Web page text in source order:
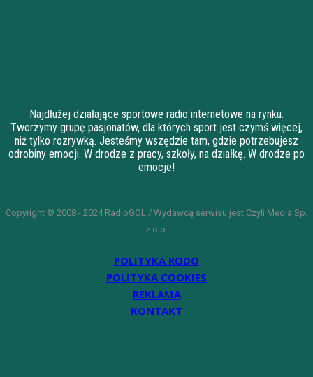
Najdłużej działające sportowe radio internetowe na rynku.
Tworzymy grupę pasjonatów, dla których sport jest czymś więcej,
niż tylko rozrywką. Jesteśmy wszędzie tam, gdzie potrzebujesz
odrobiny emocji. W drodze z pracy, szkoły, na działkę. W drodze po
emocje!
Copyright © 2008 - 2024 RadioGOL / Wydawcą serwisu jest Czyli Media Sp.
z o.o.
POLITYKA RODO
POLITYKA COOKIES
REKLAMA
KONTAKT